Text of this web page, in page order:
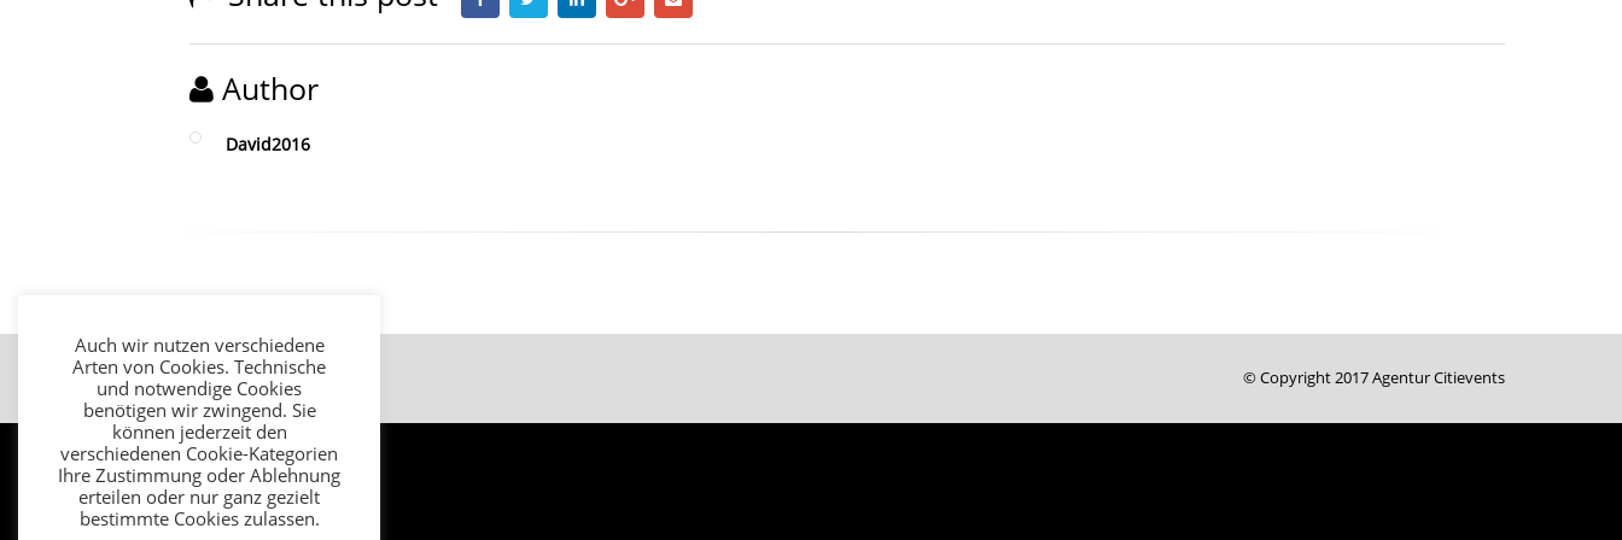
Author
David2016
Impressum Datenschutz © Copyright 2017 Agentur Citievents
Auch wir nutzen verschiedene
Arten von Cookies. Technische
und notwendige Cookies
benötigen wir zwingend. Sie
können jederzeit den
verschiedenen Cookie-Kategorien
Ihre Zustimmung oder Ablehnung
erteilen oder nur ganz gezielt
bestimmte Cookies zulassen.